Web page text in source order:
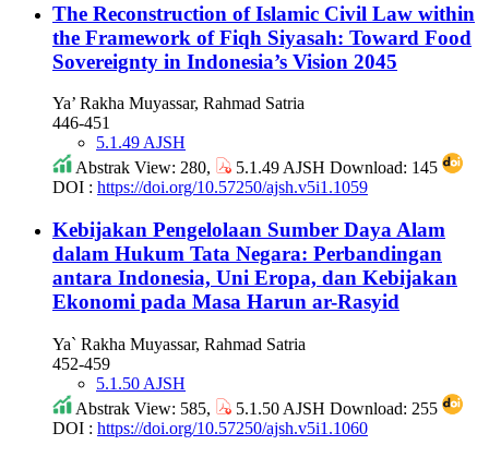
The Reconstruction of Islamic Civil Law within
the Framework of Fiqh Siyasah: Toward Food
Sovereignty in Indonesia’s Vision 2045
Ya’ Rakha Muyassar, Rahmad Satria
446-451
5.1.49 AJSH
Abstrak View: 280,
5.1.49 AJSH Download: 145
DOI : https://doi.org/10.57250/ajsh.v5i1.1059
Kebijakan Pengelolaan Sumber Daya Alam
dalam Hukum Tata Negara: Perbandingan
antara Indonesia, Uni Eropa, dan Kebijakan
Ekonomi pada Masa Harun ar-Rasyid
Ya` Rakha Muyassar, Rahmad Satria
452-459
5.1.50 AJSH
Abstrak View: 585,
5.1.50 AJSH Download: 255
DOI : https://doi.org/10.57250/ajsh.v5i1.1060